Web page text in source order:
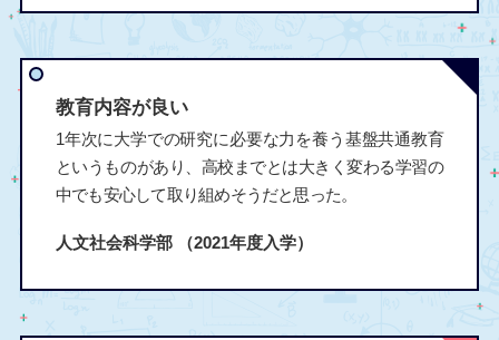
教育内容が良い
1年次に大学での研究に必要な力を養う基盤共通教育
というものがあり、高校までとは大きく変わる学習の
中でも安心して取り組めそうだと思った。
人文社会科学部 （2021年度入学）